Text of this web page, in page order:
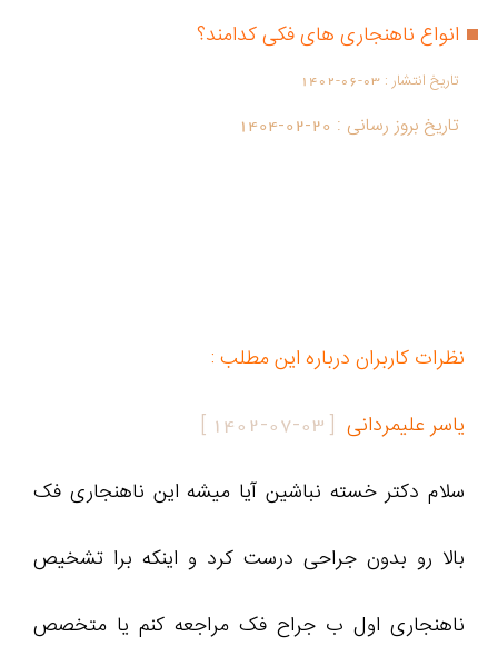
انواع ناهنجاری های فکی کدامند؟
تاریخ انتشار : 1402-06-03
تاریخ بروز رسانی : 1404-02-20
نظرات کاربران درباره این مطلب :
یاسر علیمردانی 1402-07-03
سلام دکتر خسته نباشین آیا میشه این ناهنجاری فک
بالا رو بدون جراحی درست کرد و اینکه برا تشخیص
ناهنجاری اول ب جراح فک مراجعه کنم یا متخصص